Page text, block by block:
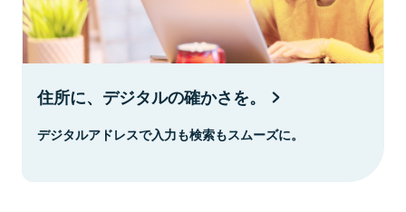
住所に、デジタルの確かさを。
デジタルアドレスで入力も検索もスムーズに。